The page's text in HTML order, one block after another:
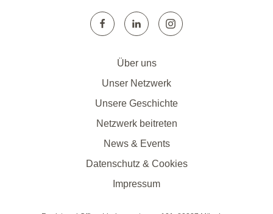
Über uns
Unser Netzwerk
Unsere Geschichte
Netzwerk beitreten
News & Events
Datenschutz & Cookies
Impressum